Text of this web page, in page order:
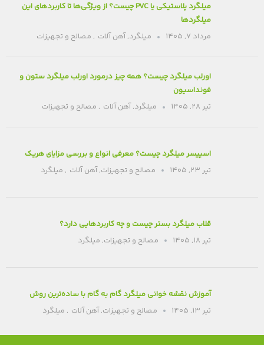
میلگرد پلاستیکی یا PVC چیست؟ از ویژگی‌ها تا کاربردهای این
میلگردها
مرداد ۷, ۱۴۰۵
میلگرد,آهن آلات ,مصالح و تجهیزات
اورلب میلگرد چیست؟ همه چیز درمورد اورلب میلگرد ستون و
فونداسیون
میلگرد,آهن آلات ,مصالح و تجهیزات
اسپیسر میلگرد چیست؟ معرفی انواع و بررسی مزایای هریک
مصالح و تجهیزات,آهن آلات ,میلگرد
قلاب میلگرد بستر چیست و چه کاربردهایی دارد؟
مصالح و تجهیزات,میلگرد
آموزش نقشه خوانی میلگرد گام به گام با ساده‌ترین روش
مصالح و تجهیزات,آهن آلات ,میلگرد